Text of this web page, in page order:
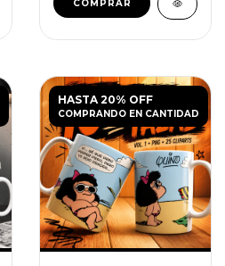
HASTA 20% OFF
COMPRANDO EN CANTIDAD